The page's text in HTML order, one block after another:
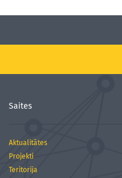
Saites
Aktualitātes
Projekti
Teritorija